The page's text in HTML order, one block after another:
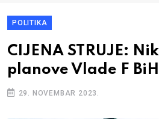
POLITIKA
CIJENA STRUJE:
planove Vlade F BiH
29. NOVEMBAR 2023.